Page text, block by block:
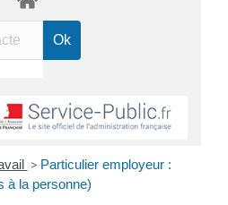
> Particulier employeur :
à la personne)